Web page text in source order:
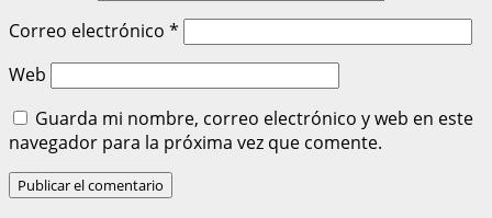
Correo electrónico *
Web
Guarda mi nombre, correo electrónico y web en este
navegador para la próxima vez que comente.